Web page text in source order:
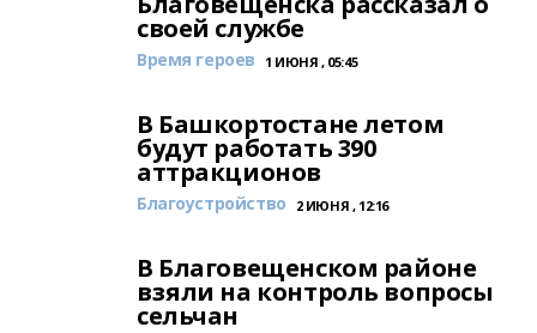
своей службе
Время героев 1 ИЮНЯ , 05:45
В Башкортостане летом
будут работать 390
аттракционов
Благоустройство 2 ИЮНЯ , 12:16
В Благовещенском районе
взяли на контроль вопросы
сельчан